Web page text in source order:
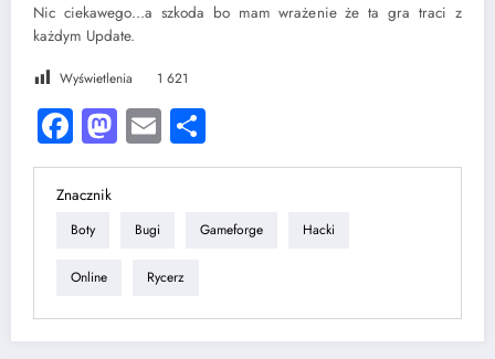
Nic ciekawego…a szkoda bo mam wrażenie że ta gra traci z
każdym Update.
Wyświetlenia 1 621
Facebook
Mastodon
Email
Znacznik
Boty Bugi Gameforge Hacki
Online Rycerz